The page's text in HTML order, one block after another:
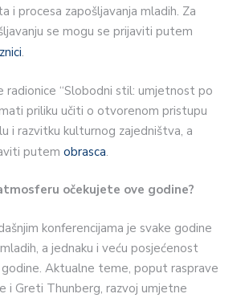
i procesa zapošljavanja mladih. Za
se mogu se prijaviti putem
.
radionice “Slobodni stil: umjetnost po
priliku učiti o otvorenom pristupu
i razvitku kulturnog zajedništva, a
putem obrasca.
očekujete ove godine?
konferencijama je svake godine
a jednaku i veću posjećenost
Aktualne teme, poput rasprave
i Greti Thunberg, razvoj umjetne